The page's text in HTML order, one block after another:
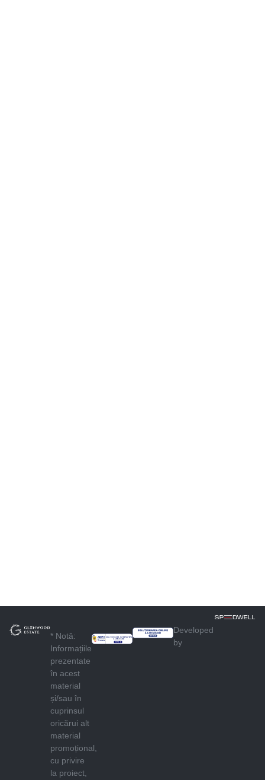
* Notă:
Informațiile
prezentate
în acest
material
și/sau în
cuprinsul
oricărui alt
material
promoțional,
cu privire
la proiect,
Developed
by